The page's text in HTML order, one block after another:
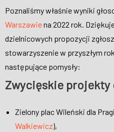
Poznaliśmy właśnie wyniki
Warszawiena 2022 rok.
dzielnicowych propozycji
stowarzyszenie w przyszłym
następujące pomysły:
Zwycięskie
Zielony plac Wileński dla
Walkiewicz),